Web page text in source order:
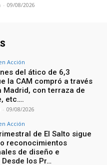
- 09/08/2026
Acción
del ático de 6,3
la CAM compró a través
Madrid, con terraza de
etc….
- 09/08/2026
Acción
de El Salto sigue
reconocimientos
de diseño e
los Pr…